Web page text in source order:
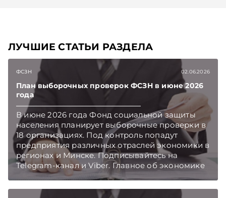
ЛУЧШИЕ СТАТЬИ РАЗДЕЛА
ФСЗН 02.06.2026
План выборочных проверок ФСЗН в июне 2026
года
В июне 2026 года Фонд социальной защиты
населения планирует выборочные проверки в
18 организациях. Под контроль попадут
предприятия различных отраслей экономики в
регионах и Минске. Подписывайтесь на
Telegram‑канал и Viber. Главное об экономике
Беларуси — раньше, чем в новостях